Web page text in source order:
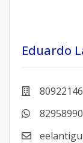
Eduardo